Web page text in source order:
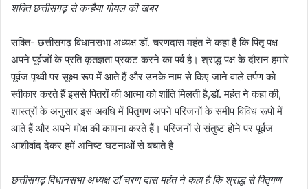
शक्ति छत्तीसगढ़ से कन्हैया गोयल की खबर
सक्ति- छत्तीसगढ़ विधानसभा अध्यक्ष डॉ. चरणदास महंत ने कहा है कि पितृ पक्ष
अपने पूर्वजों के प्रति कृतज्ञता प्रकट करने का पर्व है। श्राद्ध पक्ष के दौरान हमारे
पूर्वज पृथ्वी पर सूक्ष्म रूप में आते हैं और उनके नाम से किए जाने वाले तर्पण को
स्वीकार करते हैं इससे पितरों की आत्मा को शांति मिलती है,डॉ. महंत ने कहा की,
शास्त्रों के अनुसार इस अवधि में पितृगण अपने परिजनों के समीप विविध रूपों में
आते हैं और अपने मोक्ष की कामना करते हैं। परिजनों से संतुष्ट होने पर पूर्वज
आशीर्वाद देकर हमें अनिष्ट घटनाओं से बचाते है
छत्तीसगढ़ विधानसभा अध्यक्ष डॉ चरण दास महंत ने कहा है कि श्राद्ध से पितृगण